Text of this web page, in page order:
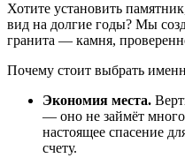
Хотите установить
вид на долгие годы? Мы
гранита — камня,
Почему стоит выбрать
Экономия места.
— оно не займёт много
настоящее спасение
счету.